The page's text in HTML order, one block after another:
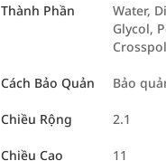
Thành Phần
Water,
Glycol,
Cách Bảo Quản Bảo
Chiều Rộng 2.1
Chiều Cao 11